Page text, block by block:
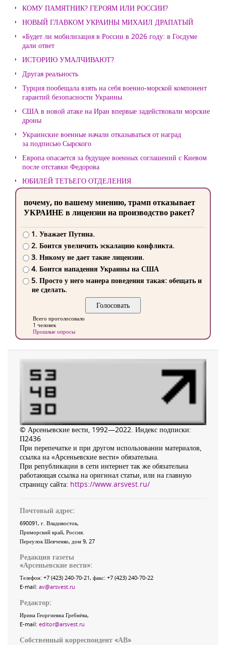
КОМУ ПАМЯТНИК? ГЕРОЯМ ИЛИ РОССИИ?
НОВЫЙ ГЛАВКОМ УКРАИНЫ МИХАИЛ ДРАПАТЫЙ
«Будет ли мобилизация в России в 2026 году: в Госдуме
дали ответ
ИСТОРИЮ УМАЛЧИВАЮТ?
Другая реальность
Турция пообещала взять на себя военно-морской компонент
гарантий безопасности Украины
США в новой атаке на Иран впервые задействовали морские
дроны
Украинские военные начали отказываться от наград
за подписью Сырского
Европа опасается за будущее военных соглашений с Киевом
после отставки Федорова
ЮБИЛЕЙ ТЕТЬЕГО ОТДЕЛЕНИЯ
почему, по вашему мнению, трамп отказывает
УКРАИНЕ в лицензии на производство ракет?
1. Уважает Путина.
2. Боится увеличить эскалацию конфликта.
3. Никому не дает такие лицензии.
4. Боится нападения Украины на США
5. Просто у него манера поведения такая: обещать и
не сделать.
Всего проголосовало
1 человек
Прошлые опросы
© Арсеньевские вести, 1992—2022. Индекс подписки:
П2436
При перепечатке и при другом использовании материалов,
ссылка на «Арсеньевские вести» обязательна.
При републикации в сети интернет так же обязательна
работающая ссылка на оригинал статьи, или на главную
страницу сайта: https://www.arsvest.ru/
Почтовый адрес:
690091, г. Владивосток,
Приморский край, Россия
Переулок Шевченко, дом 9, 27
Редакция газеты
«Арсеньевские вести»:
Телефон: +7 (423) 240-70-21, факс: +7 (423) 240-70-22
E-mail: av@arsvest.ru
Редактор:
Ирина Георгиевна Гребнёва,
E-mail: editor@arsvest.ru
Собственный корреспондент «АВ»